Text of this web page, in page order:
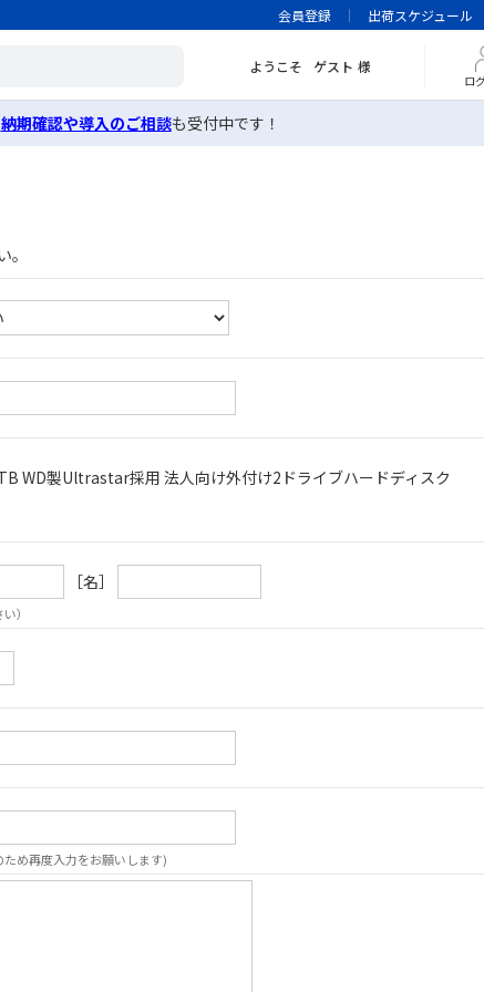
会員登録 出荷スケジュール
ようこそ ゲスト 様
ロ
納期確認や導入のご相談も受付中です！
WD製Ultrastar採用 法人向け外付け2ドライブハードディスク
［名］
）
ため再度入力をお願いします)